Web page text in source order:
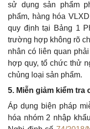
sử dụng sản phẩm
phẩm, hàng hóa
quy định tại Bảng 1
trường hợp không rõ
nhân có liên quan
hợp quy, tổ chức thử
chủng loại sản phẩm.
5. Miễn giảm kiểm
Áp dụng biện pháp
hóa nhóm 2 nhập